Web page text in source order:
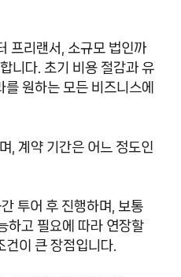
프리랜서, 소규모 법인까
니다. 초기 비용 절감과 유
원하는 모든 비즈니스에
, 계약 기간은 어느 정도인
투어 후 진행하며, 보통
하고 필요에 따라 연장할
건이 큰 장점입니다.